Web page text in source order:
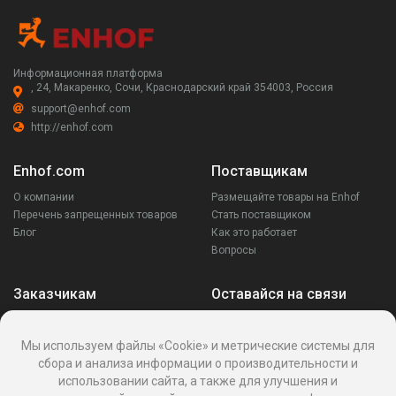
Информационная платформа
, 24, Макаренко, Сочи, Краснодарский край 354003, Россия
support@enhof.com
http://enhof.com
Enhof.com
О компании
Перечень запрещенных товаров
Блог
Поставщикам
Размещайте товары на Enhof
Стать поставщиком
Как это работает
Вопросы
Заказчикам
Ваши запросы
Написать поставщику
Написать в поддержку
Оставайся на связи
Мы используем файлы «Cookie» и метрические системы для
сбора и анализа информации о производительности и
использовании сайта, а также для улучшения и